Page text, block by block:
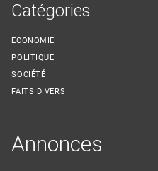
Catégories
ECONOMIE
POLITIQUE
SOCIÉTÉ
FAITS DIVERS
Annonces